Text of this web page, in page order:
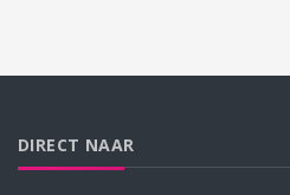
DIRECT NAAR